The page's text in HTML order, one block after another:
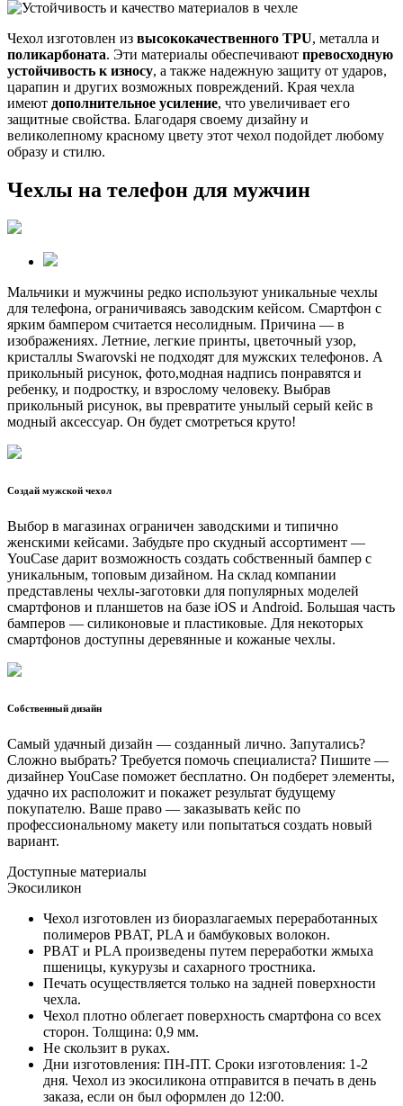
Чехол изготовлен из высококачественного TPU, металла и
поликарбоната. Эти материалы обеспечивают превосходную
устойчивость к износу, а также надежную защиту от ударов,
царапин и других возможных повреждений. Края чехла
имеют дополнительное усиление, что увеличивает его
защитные свойства. Благодаря своему дизайну и
великолепному красному цвету этот чехол подойдет любому
образу и стилю.
Чехлы на телефон для мужчин
Мальчики и мужчины редко используют уникальные чехлы
для телефона, ограничиваясь заводским кейсом. Смартфон с
ярким бампером считается несолидным. Причина — в
изображениях. Летние, легкие принты, цветочный узор,
кристаллы Swarovski не подходят для мужских телефонов. А
прикольный рисунок, фото,модная надпись понравятся и
ребенку, и подростку, и взрослому человеку. Выбрав
прикольный рисунок, вы превратите унылый серый кейс в
модный аксессуар. Он будет смотреться круто!
Создай мужской чехол
Выбор в магазинах ограничен заводскими и типично
женскими кейсами. Забудьте про скудный ассортимент —
YouCase дарит возможность создать собственный бампер с
уникальным, топовым дизайном. На склад компании
представлены чехлы-заготовки для популярных моделей
смартфонов и планшетов на базе iOS и Android. Большая часть
бамперов — силиконовые и пластиковые. Для некоторых
смартфонов доступны деревянные и кожаные чехлы.
Собственный дизайн
Самый удачный дизайн — созданный лично. Запутались?
Сложно выбрать? Требуется помочь специалиста? Пишите —
дизайнер YouCase поможет бесплатно. Он подберет элементы,
удачно их расположит и покажет результат будущему
покупателю. Ваше право — заказывать кейс по
профессиональному макету или попытаться создать новый
вариант.
Доступные материалы
Экосиликон
Чехол изготовлен из биоразлагаемых переработанных
полимеров PBAT, PLA и бамбуковых волокон.
PBAT и PLA произведены путем переработки жмыха
пшеницы, кукурузы и сахарного тростника.
Печать осуществляется только на задней поверхности
чехла.
Чехол плотно облегает поверхность смартфона со всех
сторон. Толщина: 0,9 мм.
Не скользит в руках.
Дни изготовления: ПН-ПТ. Сроки изготовления: 1-2
дня. Чехол из экосиликона отправится в печать в день
заказа, если он был оформлен до 12:00.